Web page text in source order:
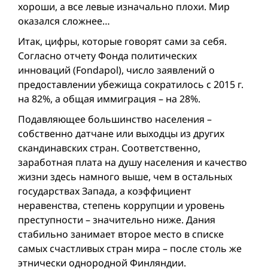
хороши, а все левые изначально плохи. Мир
оказался сложнее…
Итак, цифры, которые говорят сами за себя.
Согласно отчету Фонда политических
инноваций (Fondapol), число заявлений о
предоставлении убежища сократилось с 2015 г.
на 82%, а общая иммиграция – на 28%.
Подавляющее большинство населения –
собственно датчане или выходцы из других
скандинавских стран. Соответственно,
заработная плата на душу населения и качество
жизни здесь намного выше, чем в остальных
государствах Запада, а коэффициент
неравенства, степень коррупции и уровень
преступности – значительно ниже. Дания
стабильно занимает второе место в списке
самых счастливых стран мира – после столь же
этнически однородной Финляндии.